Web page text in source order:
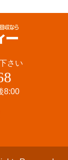
さい
8:00